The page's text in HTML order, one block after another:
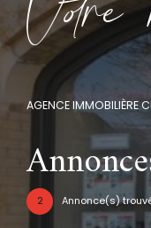
AGENCE IMMOBILIÈRE
2 Annonce(s)